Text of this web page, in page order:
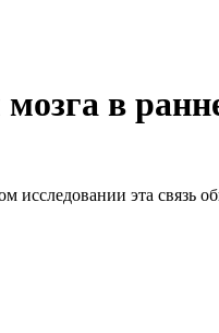
в
исследовании эта связь